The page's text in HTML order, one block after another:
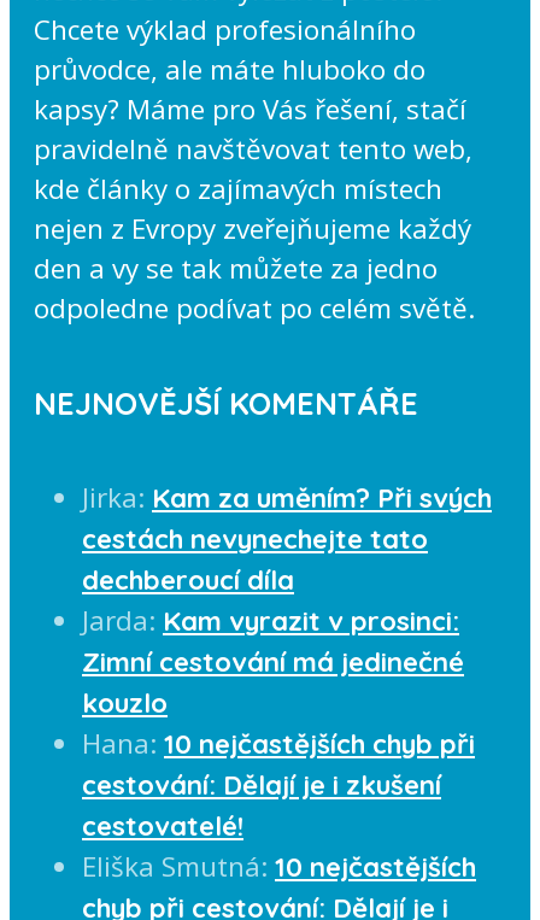
Chcete výklad profesionálního
průvodce, ale máte hluboko do
kapsy? Máme pro Vás řešení, stačí
pravidelně navštěvovat tento web,
kde články o zajímavých místech
nejen z Evropy zveřejňujeme každý
den a vy se tak můžete za jedno
odpoledne podívat po celém světě.
NEJNOVĚJŠÍ KOMENTÁŘE
Jirka: Kam za uměním? Při svých
cestách nevynechejte tato
dechberoucí díla
Jarda: Kam vyrazit v prosinci:
Zimní cestování má jedinečné
kouzlo
Hana: 10 nejčastějších chyb při
cestování: Dělají je i zkušení
cestovatelé!
Eliška Smutná: 10 nejčastějších
chyb při cestování: Dělají je i